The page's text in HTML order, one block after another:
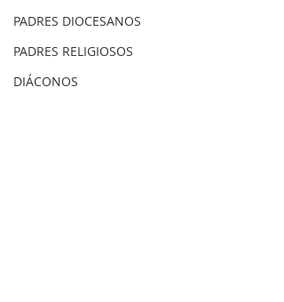
PADRES DIOCESANOS
PADRES RELIGIOSOS
DIÁCONOS